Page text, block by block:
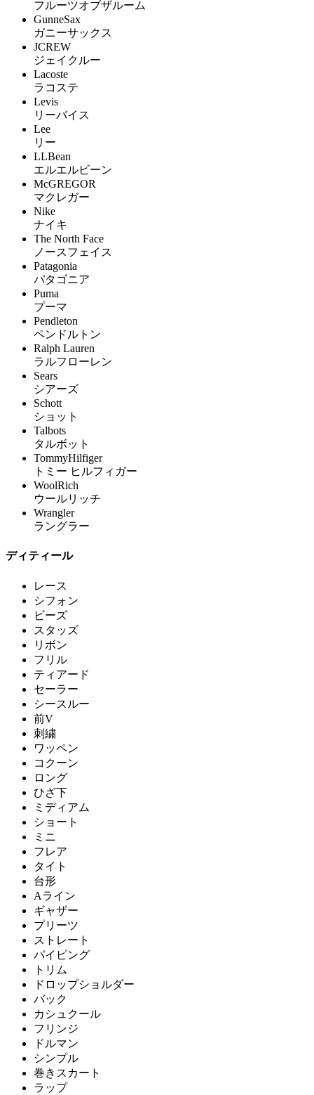
フルーツオブザルーム
GunneSax
ガニーサックス
JCREW
ジェイクルー
Lacoste
ラコステ
Levis
リーバイス
Lee
リー
LLBean
エルエルビーン
McGREGOR
マクレガー
Nike
ナイキ
The North Face
ノースフェイス
Patagonia
パタゴニア
Puma
プーマ
Pendleton
ペンドルトン
Ralph Lauren
ラルフローレン
Sears
シアーズ
Schott
ショット
Talbots
タルボット
TommyHilfiger
トミー ヒルフィガー
WoolRich
ウールリッチ
Wrangler
ラングラー
ディティール
レース
シフォン
ビーズ
スタッズ
リボン
フリル
ティアード
セーラー
シースルー
前V
刺繍
ワッペン
コクーン
ロング
ひざ下
ミディアム
ショート
ミニ
フレア
タイト
台形
Aライン
ギャザー
プリーツ
ストレート
パイピング
トリム
ドロップショルダー
バック
カシュクール
フリンジ
ドルマン
シンプル
巻きスカート
ラップ